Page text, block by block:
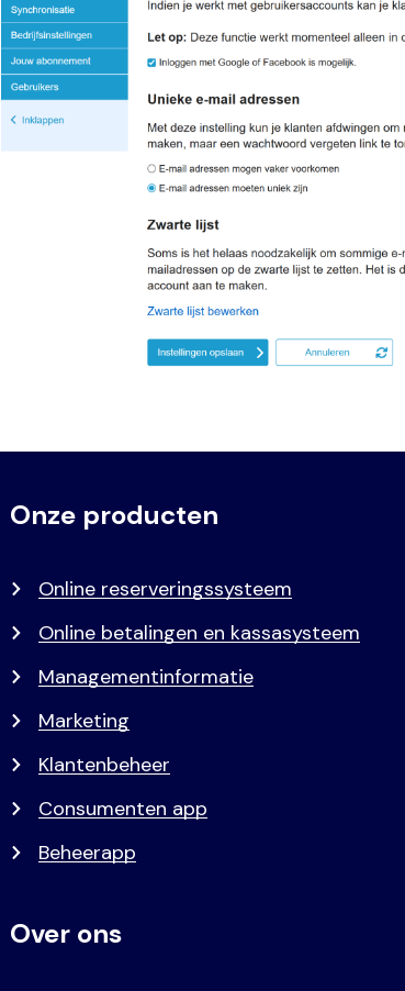
Voet
Primair
Onze producten
Online reserveringssysteem
Online betalingen en kassasysteem
Managementinformatie
Marketing
Klantenbeheer
Consumenten app
Beheerapp
Over ons